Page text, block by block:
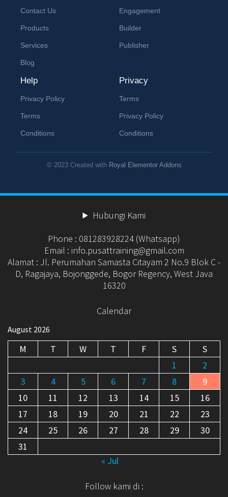
Contact Us
Products
Services
Blog
Engagement
Builder
Publisher
Help
Privacy Policy
Terms
Conditions
Privacy
Terms
Privacy Policy
Conditions
© 2023 Created with Royal Elementor Addons
Hubungi Kami
Phone : 081283928224 (Whatsapp)
Email : info.pusattraining@gmail.com
Alamat : Jl. Perumahan Samasta Citayam 2 No.9 Blok C -
D, Ragajaya, Bojonggede, Bogor Regency, West Java
16320
Calendar
August 2026
M T W T F S
S
1
2
3
4 5 6 7 8
9
10
11 12 13 14 15
16
17
18 19 20 21 22
23
24
25 26 27 28 29
30
31
« Jul
Follow kami di :